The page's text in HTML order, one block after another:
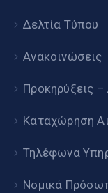
Δελτία Τύπου
Ανακοινώσεις
Προκηρύξεις
Καταχώρηση
Τηλέφωνα
Νομικά